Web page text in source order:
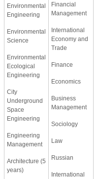
Environmental
Engineering
Environmental
Science
Environmental
Ecological
Engineering
City
Underground
Space
Engineering
Engineering
Management
Architecture (5
years)
Financial
Management
International
Economy and
Trade
Finance
Economics
Business
Management
Sociology
Law
Russian
International